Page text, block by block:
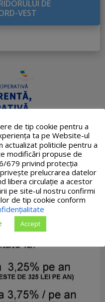
DE
VEST
de tip cookie pentru a
ta pe Website-ul
actualizat politicile pentru a
modificări propuse de
679 privind protecția
prelucrarea datelor
libera circulație a acestor
pe site-ul nostru confirmi
de tip cookie conform
Accept